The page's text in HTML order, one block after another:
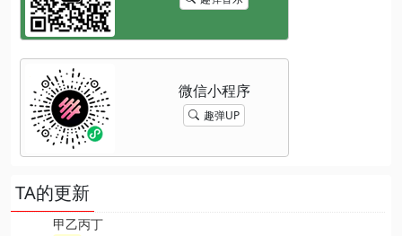
趣弹UP
TA的更新
甲乙丙丁